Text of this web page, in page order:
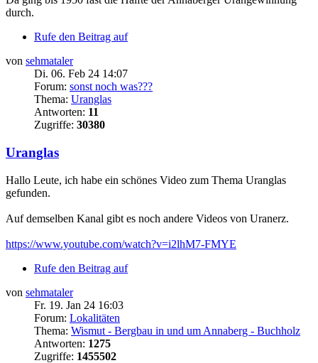
durch.
Rufe den Beitrag auf
von sehmataler
Di. 06. Feb 24 14:07
Forum: sonst noch was???
Thema: Uranglas
Antworten: 11
Zugriffe: 30380
Uranglas
Hallo Leute, ich habe ein schönes Video zum Thema Uranglas
gefunden.
Auf demselben Kanal gibt es noch andere Videos von Uranerz.
https://www.youtube.com/watch?v=i2lhM7-FMYE
Rufe den Beitrag auf
von sehmataler
Fr. 19. Jan 24 16:03
Forum: Lokalitäten
Thema: Wismut - Bergbau in und um Annaberg - Buchholz
Antworten: 1275
Zugriffe: 1455502